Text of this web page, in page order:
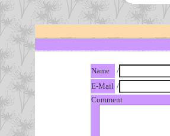
Name
/
E-Mail /
Comment